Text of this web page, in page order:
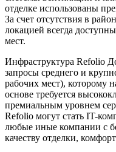
отделке использованы
За счет отсутствия в
локацией всегда
мест.
Инфраструктура Refolio
запросы среднего и
рабочих мест), которому
основе требуется
премиальным уровнем
Refolio могут стать IT-
любые иные компании с
качеству отделки,